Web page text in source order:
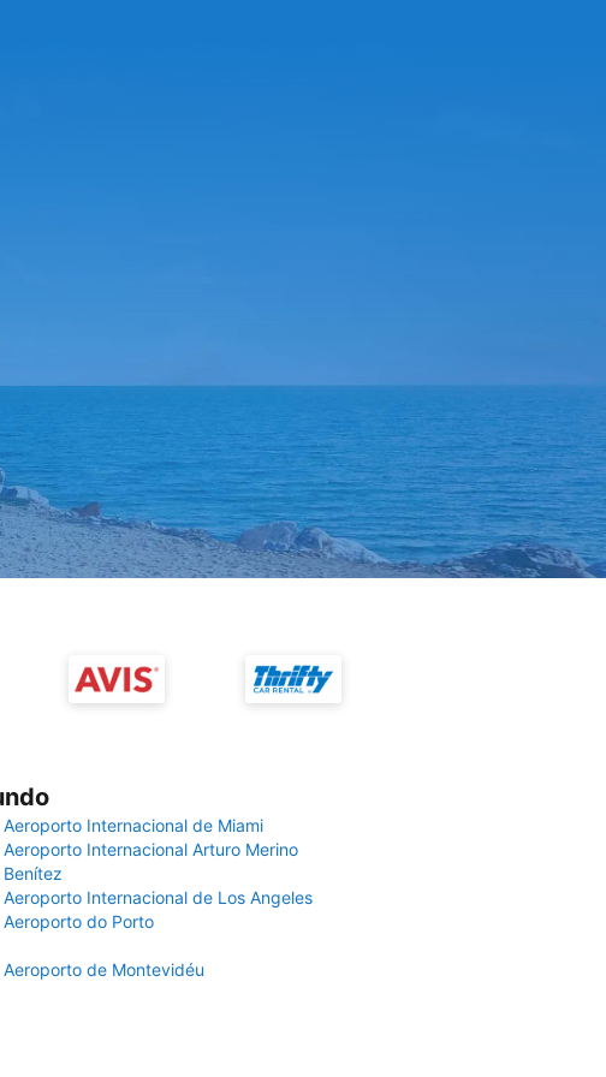
Aeroporto Internacional de Miami
Aeroporto Internacional Arturo Merino
Benítez
Aeroporto Internacional de Los Angeles
Aeroporto do Porto
Aeroporto de Montevidéu